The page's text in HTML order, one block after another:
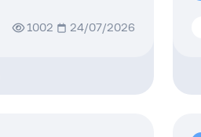
1002 24/07/2026